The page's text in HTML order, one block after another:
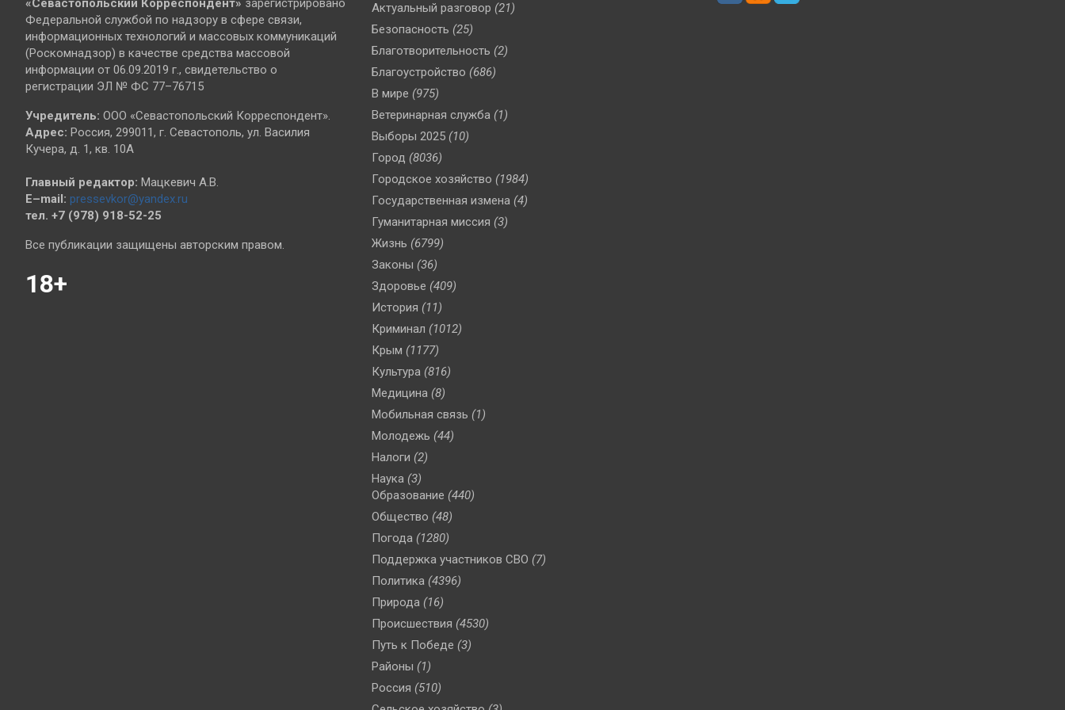
«Севастопольский Корреспондент» зарегистрировано
Федеральной службой по надзору в сфере связи,
информационных технологий и массовых коммуникаций
(Роскомнадзор) в качестве средства массовой
информации от 06.09.2019 г., свидетельство о
регистрации ЭЛ № ФС 77–76715
Учредитель: ООО «Севастопольский Корреспондент».
Адрес: Россия, 299011, г. Севастополь, ул. Василия
Кучера, д. 1, кв. 10А
Главный редактор: Мацкевич А.В.
E–mail: pressevkor@yandex.ru
тел. +7 (978) 918-52-25
Все публикации защищены авторским правом.
18+
Актуальный разговор (21)
Безопасность (25)
Благотворительность (2)
Благоустройство (686)
В мире (975)
Ветеринарная служба (1)
Выборы 2025 (10)
Город (8036)
Городское хозяйство (1984)
Государственная измена (4)
Гуманитарная миссия (3)
Жизнь (6799)
Законы (36)
Здоровье (409)
История (11)
Криминал (1012)
Крым (1177)
Культура (816)
Медицина (8)
Мобильная связь (1)
Молодежь (44)
Налоги (2)
Наука (3)
Образование (440)
Общество (48)
Погода (1280)
Поддержка участников СВО (7)
Политика (4396)
Природа (16)
Происшествия (4530)
Путь к Победе (3)
Районы (1)
Россия (510)